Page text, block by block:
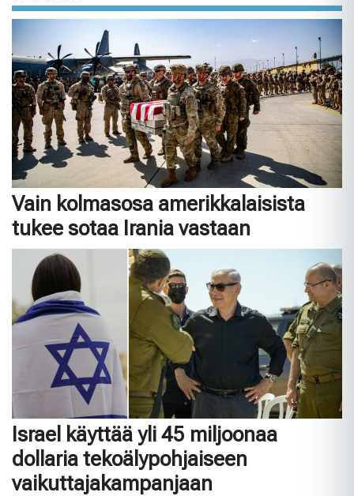
Vain kolmasosa amerikkalaisista
tukee sotaa Irania vastaan
Israel käyttää yli 45 miljoonaa
dollaria tekoälypohjaiseen
vaikuttajakampanjaan